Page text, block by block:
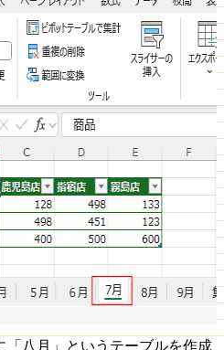
「八月」というテーブルを作成